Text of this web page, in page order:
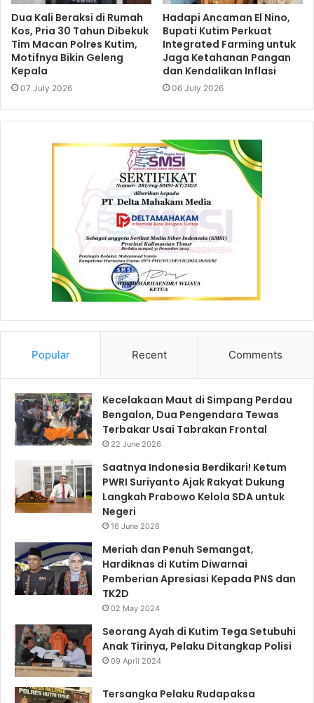
Dua Kali Beraksi di Rumah
Kos, Pria 30 Tahun Dibekuk
Tim Macan Polres Kutim,
Motifnya Bikin Geleng
Kepala
07 July 2026
Hadapi Ancaman El Nino,
Bupati Kutim Perkuat
Integrated Farming untuk
Jaga Ketahanan Pangan
dan Kendalikan Inflasi
06 July 2026
Popular Recent Comments
Kecelakaan Maut di Simpang Perdau
Bengalon, Dua Pengendara Tewas
Terbakar Usai Tabrakan Frontal
22 June 2026
Saatnya Indonesia Berdikari! Ketum
PWRI Suriyanto Ajak Rakyat Dukung
Langkah Prabowo Kelola SDA untuk
Negeri
16 June 2026
Meriah dan Penuh Semangat,
Hardiknas di Kutim Diwarnai
Pemberian Apresiasi Kepada PNS dan
TK2D
02 May 2024
Seorang Ayah di Kutim Tega Setubuhi
Anak Tirinya, Pelaku Ditangkap Polisi
09 April 2024
Tersangka Pelaku Rudapaksa